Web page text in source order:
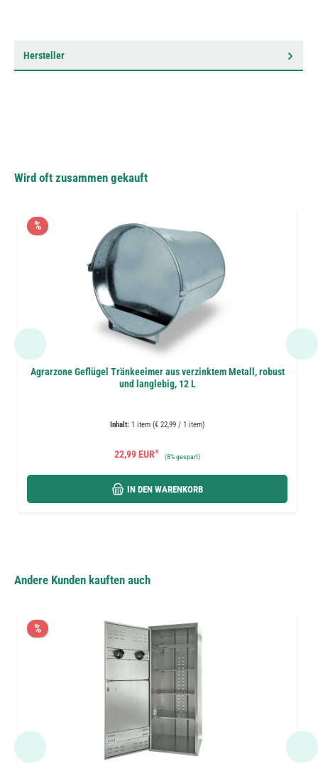
Hersteller
Wird oft zusammen gekauft
%
Agrarzone Geflügel Tränkeeimer aus verzinktem Metall, robust
und langlebig, 12 L
Inhalt: 1 item (€ 22,99 / 1 item)
22,99 EUR* (8%gespart)
IN DEN WARENKORB
Andere Kunden kauften auch
%